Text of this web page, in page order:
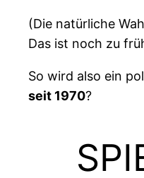
(Die natürliche
Das ist noch zu
So wird also ein
seit 1970?